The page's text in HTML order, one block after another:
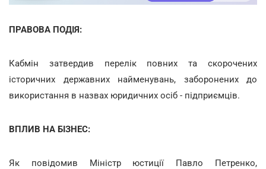
ПРАВОВА ПОДІЯ:
Кабмін затвердив перелік повних та скорочених
історичних державних найменувань, заборонених до
використання в назвах юридичних осіб - підприємців.
ВПЛИВ НА БІЗНЕС:
Як повідомив Міністр юстиції Павло Петренко,